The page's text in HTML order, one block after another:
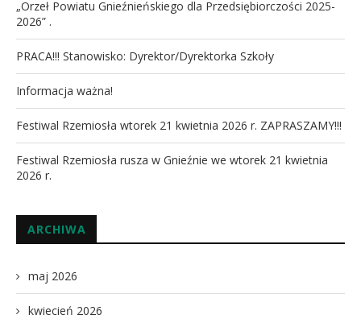
„Orzeł Powiatu Gnieźnieńskiego dla Przedsiębiorczości 2025-
2026” .
PRACA!!! Stanowisko: Dyrektor/Dyrektorka Szkoły
Informacja ważna!
Festiwal Rzemiosła wtorek 21 kwietnia 2026 r. ZAPRASZAMY!!!
Festiwal Rzemiosła rusza w Gnieźnie we wtorek 21 kwietnia
2026 r.
ARCHIWA
maj 2026
kwiecień 2026